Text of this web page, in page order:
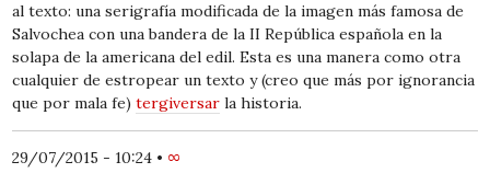
al texto: una serigrafía modificada de la imagen más famosa de
Salvochea con una bandera de la II República española en la
solapa de la americana del edil. Esta es una manera como otra
cualquier de estropear un texto y (creo que más por ignorancia
que por mala fe)tergiversar la historia.
29/07/2015 - 10:24 • ∞